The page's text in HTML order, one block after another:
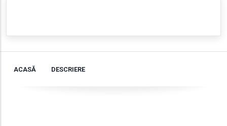
ACASĂ DESCRIERE